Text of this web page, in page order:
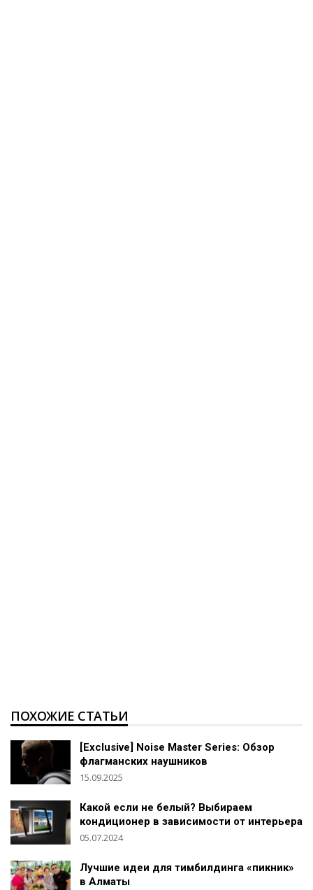
ПОХОЖИЕ СТАТЬИ
[Exclusive] Noise Master Series: Обзор
флагманских наушников
15.09.2025
Какой если не белый? Выбираем
кондиционер в зависимости от интерьера
05.07.2024
Лучшие идеи для тимбилдинга «пикник»
в Алматы